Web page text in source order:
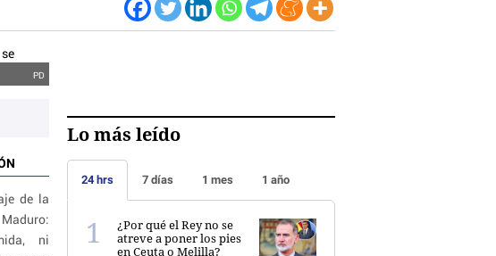
PD
Lo más leído
24 hrs 7 días 1 mes 1 año
¿Por qué el Rey no se
atreve a poner los pies
en Ceuta o Melilla?